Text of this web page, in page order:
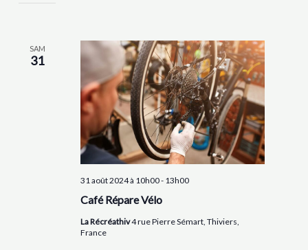
SAM
31
Café Répare Vélo
31 août 2024 à 10h00- 13h00
La Récréathiv4 rue Pierre Sémart, Thiviers,
France